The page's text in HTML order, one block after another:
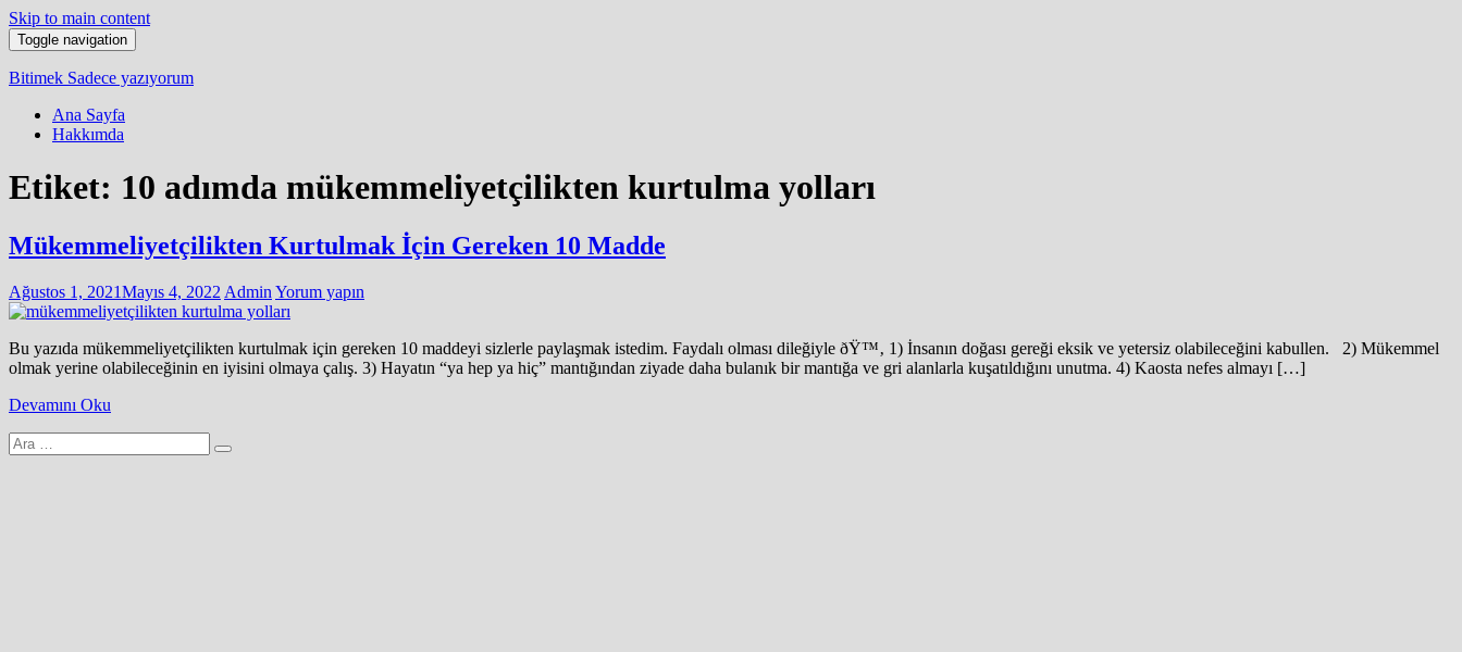
Skip to main content
Toggle navigation
Bitimek Sadece yazıyorum
Ana Sayfa
Hakkımda
Etiket: 10 adımda mükemmeliyetçilikten kurtulma yolları
Mükemmeliyetçilikten Kurtulmak İçin Gereken 10 Madde
Ağustos 1, 2021Mayıs 4, 2022 Admin Yorum yapın
Bu yazıda mükemmeliyetçilikten kurtulmak için gereken 10 maddeyi sizlerle paylaşmak istedim. Faydalı olması dileğiyle ðŸ™‚ 1) İnsanın doğası gereği eksik ve yetersiz olabileceğini kabullen. 2) Mükemmel
olmak yerine olabileceğinin en iyisini olmaya çalış. 3) Hayatın “ya hep ya hiç” mantığından ziyade daha bulanık bir mantığa ve gri alanlarla kuşatıldığını unutma. 4) Kaosta nefes almayı […]
Devamını Oku
Arama
yap: